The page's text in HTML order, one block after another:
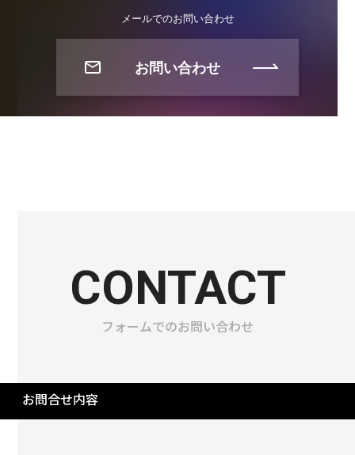
メールでのお問い合わせ
お問い合わせ
CONTACT
フォームでのお問い合わせ
お問合せ内容